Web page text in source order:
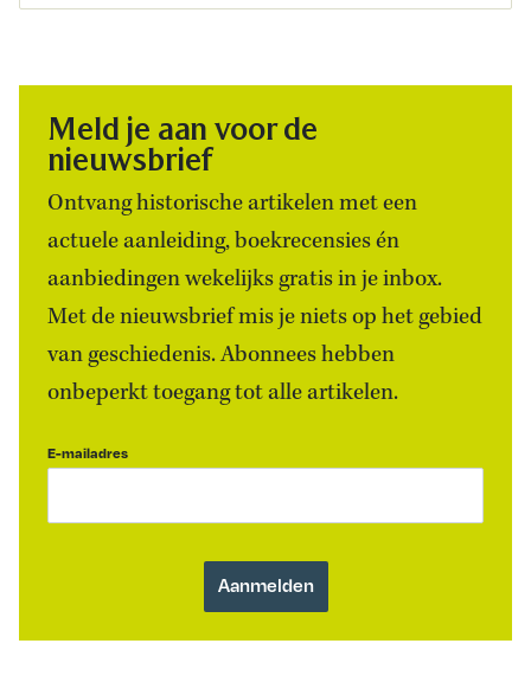
Meld je aan voor de
nieuwsbrief
Ontvang historische artikelen met een
actuele aanleiding, boekrecensies én
aanbiedingen wekelijks gratis in je inbox.
Met de nieuwsbrief mis je niets op het gebied
van geschiedenis. Abonnees hebben
onbeperkt toegang tot alle artikelen.
E-mailadres